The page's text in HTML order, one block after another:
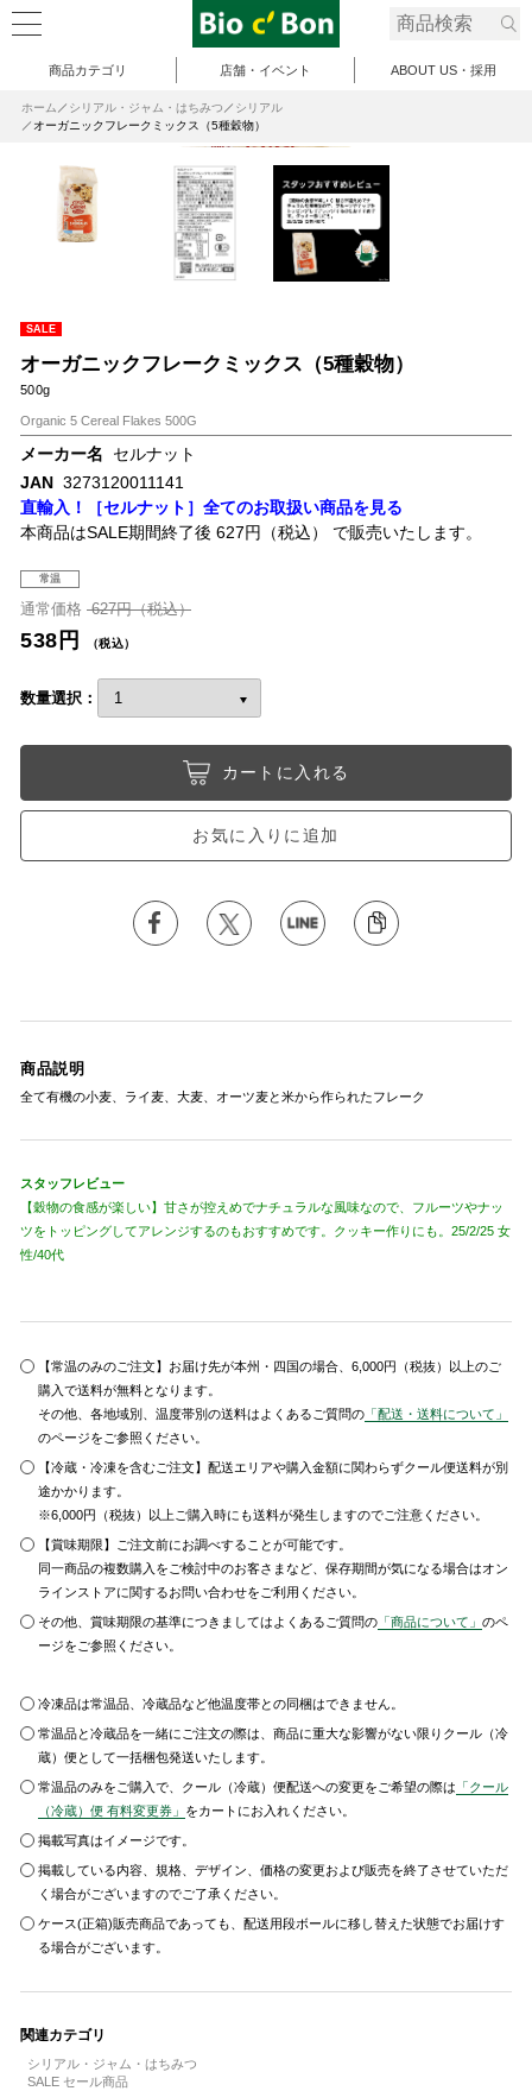
商品カテゴリ 店舗・イベント ABOUT US・採用
ホーム シリアル・ジャム・はちみつ
シリアル
オーガニックフレークミックス（5種穀物）
SALE
オーガニックフレークミックス（5種穀物）
500g
Organic 5 Cereal Flakes 500G
メーカー名
セルナット
JAN 3273120011141
直輸入！［セルナット］全てのお取扱い商品を見る
本商品はSALE期間終了後 627円（税込） で販売いたします。
常温
通常価格 627円（税込）
538円 （税込）
数量選択：
カートに入れる
お気に入りに追加
商品説明
全て有機の小麦、ライ麦、大麦、オーツ麦と米から作られたフレーク
スタッフレビュー
【穀物の食感が楽しい】甘さが控えめでナチュラルな風味なので、フルーツやナッ
ツをトッピングしてアレンジするのもおすすめです。クッキー作りにも。25/2/25 女
性/40代
【常温のみのご注文】お届け先が本州・四国の場合、6,000円（税抜）以上のご
購入で送料が無料となります。
その他、各地域別、温度帯別の送料はよくあるご質問の 「配送・送料について」
のページをご参照ください。
【冷蔵・冷凍を含むご注文】配送エリアや購入金額に関わらずクール便送料が別
途かかります。
※6,000円（税抜）以上ご購入時にも送料が発生しますのでご注意ください。
【賞味期限】ご注文前にお調べすることが可能です。
同一商品の複数購入をご検討中のお客さまなど、保存期間が気になる場合はオン
ラインストアに関するお問い合わせをご利用ください。
その他、賞味期限の基準につきましてはよくあるご質問の 「商品について」のペ
ージをご参照ください。
冷凍品は常温品、冷蔵品など他温度帯との同梱はできません。
常温品と冷蔵品を一緒にご注文の際は、商品に重大な影響がない限りクール（冷
蔵）便として一括梱包発送いたします。
常温品のみをご購入で、クール（冷蔵）便配送への変更をご希望の際は 「クール
（冷蔵）便 有料変更券」 をカートにお入れください。
掲載写真はイメージです。
掲載している内容、規格、デザイン、価格の変更および販売を終了させていただ
く場合がございますのでご了承ください。
ケース(正箱)販売商品であっても、配送用段ボールに移し替えた状態でお届けす
る場合がございます。
関連カテゴリ
シリアル・ジャム・はちみつ
SALE セール商品